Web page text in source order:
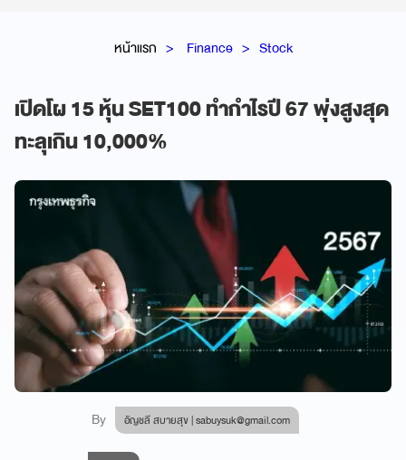
หน้าแรก Finance Stock
เปิดโผ 15 หุ้น SET100 ทำกำไรปี 67 พุ่งสูงสุด
ทะลุเกิน 10,000%
By อัญชลี สบายสุข |sabuysuk@gmail.com